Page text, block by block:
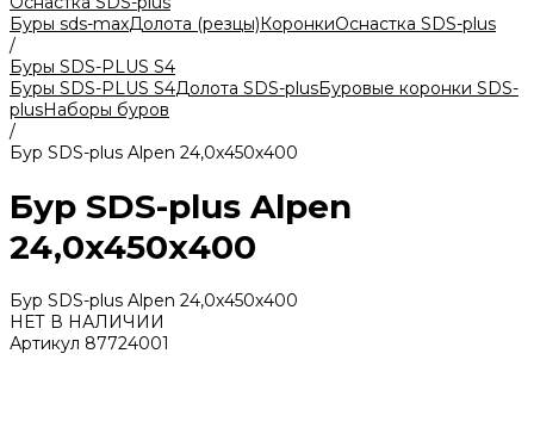
Буры sds-maxДолота (резцы)КоронкиОснастка SDS-plus
/
Буры SDS-PLUS S4
Буры SDS-PLUS S4Долота SDS-plusБуровые коронки SDS-
plusНаборы буров
/
Бур SDS-plus Alpen 24,0x450х400
Бур SDS-plus Alpen
24,0x450х400
Бур SDS-plus Alpen 24,0x450х400
НЕТ В НАЛИЧИИ
Артикул 87724001